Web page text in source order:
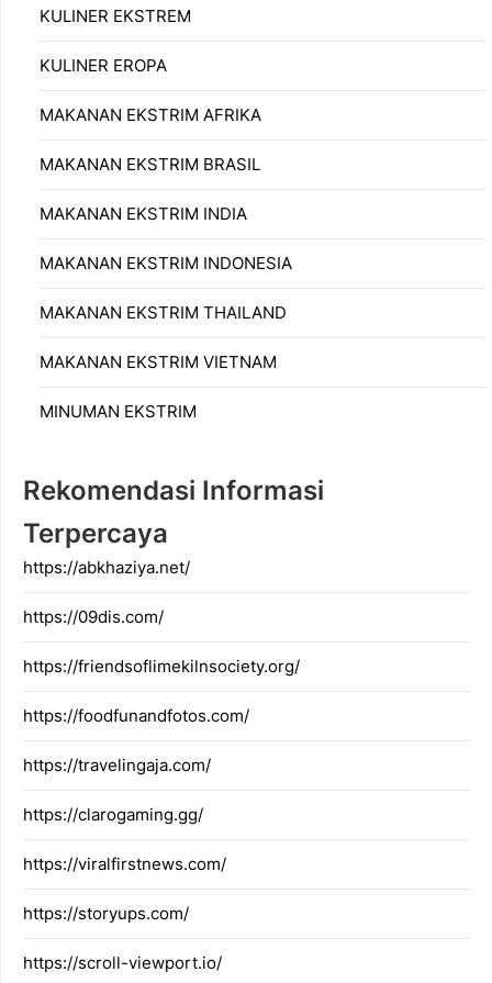
KULINER EKSTREM
KULINER EROPA
MAKANAN EKSTRIM AFRIKA
MAKANAN EKSTRIM BRASIL
MAKANAN EKSTRIM INDIA
MAKANAN EKSTRIM INDONESIA
MAKANAN EKSTRIM THAILAND
MAKANAN EKSTRIM VIETNAM
MINUMAN EKSTRIM
Rekomendasi Informasi
Terpercaya
https://abkhaziya.net/
https://09dis.com/
https://friendsoflimekilnsociety.org/
https://foodfunandfotos.com/
https://travelingaja.com/
https://clarogaming.gg/
https://viralfirstnews.com/
https://storyups.com/
https://scroll-viewport.io/